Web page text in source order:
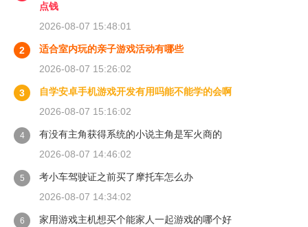
点钱
2026-08-07 15:48:01
2
适合室内玩的亲子游戏活动有哪些
2026-08-07 15:26:02
3
自学安卓手机游戏开发有用吗能不能学的会啊
2026-08-07 15:16:02
4
有没有主角获得系统的小说主角是军火商的
2026-08-07 14:46:02
5
考小车驾驶证之前买了摩托车怎么办
2026-08-07 14:34:02
6
家用游戏主机想买个能家人一起游戏的哪个好